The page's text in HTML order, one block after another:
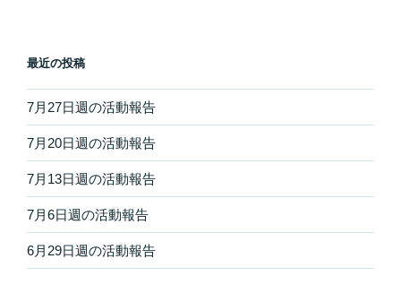
ン
最近の投稿
7月27日週の活動報告
7月20日週の活動報告
7月13日週の活動報告
7月6日週の活動報告
6月29日週の活動報告